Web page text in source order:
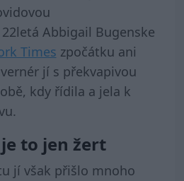
Abbigail Bugenske
Times zpočátku ani
jí s překvapivou
kdy řídila a jela k
to jen žert
jí však přišlo mnoho